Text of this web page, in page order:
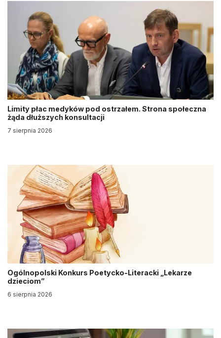
Limity płac medyków pod ostrzałem. Strona społeczna
żąda dłuższych konsultacji
7 sierpnia 2026
Ogólnopolski Konkurs Poetycko-Literacki „Lekarze
dzieciom”
6 sierpnia 2026